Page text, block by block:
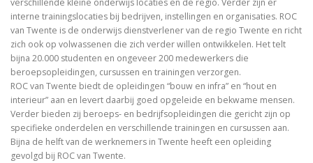
verschillende kleine onderwijs locaties en de regio. Verder zijn er
interne trainingslocaties bij bedrijven, instellingen en organisaties. ROC
van Twente is de onderwijs dienstverlener van de regio Twente en richt
zich ook op volwassenen die zich verder willen ontwikkelen. Het telt
bijna 20.000 studenten en ongeveer 200 medewerkers die
beroepsopleidingen, cursussen en trainingen verzorgen.
ROC van Twente biedt de opleidingen “bouw en infra” en “hout en
interieur” aan en levert daarbij goed opgeleide en bekwame mensen.
Verder bieden zij beroeps- en bedrijfsopleidingen die gericht zijn op
specifieke onderdelen en verschillende trainingen en cursussen aan.
Bijna de helft van de werknemers in Twente heeft een opleiding
gevolgd bij ROC van Twente.